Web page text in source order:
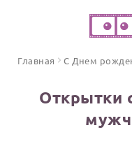
ПО ФОРМАТУ
ИНСТРУМЕНТЫ
Главная С Днем
Открытки